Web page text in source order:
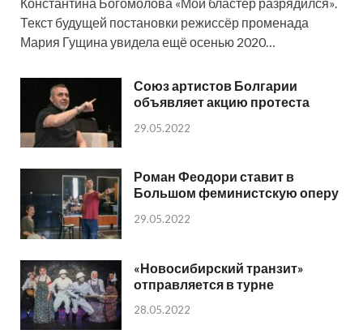
Константина Богомолова «Мой бластер разрядился».
Текст будущей постановки режиссёр променада
Мария Гущина увидела ещё осенью 2020…
Союз артистов Болгарии
объявляет акцию протеста
29.05.2022
Роман Феодори ставит в
Большом феминистскую оперу
29.05.2022
«Новосибирский транзит»
отправляется в турне
28.05.2022